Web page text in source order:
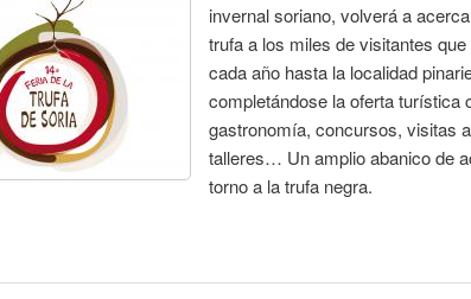
invernal soriano, volverá a
trufa a los miles de visitantes
cada año hasta la localidad
completándose la oferta turística
gastronomía, concursos, visitas
talleres… Un amplio abanico de
torno a la trufa negra.